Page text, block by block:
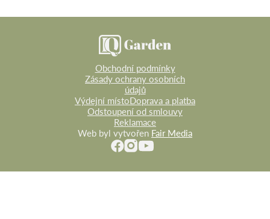
Obchodní podmínky
Zásady ochrany osobních
údajů
Výdejní místoDoprava a platba
Odstoupení od smlouvy
Reklamace
Web byl vytvořen Fair Media